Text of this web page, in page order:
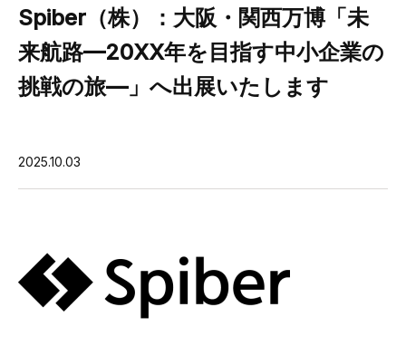
Spiber（株）：大阪・関西万博「未
来航路—20XX年を目指す中小企業の
挑戦の旅—」へ出展いたします
2025.10.03